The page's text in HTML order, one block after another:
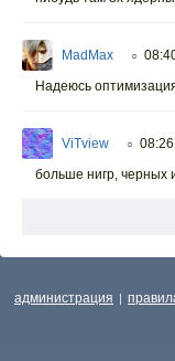
MadMax ○
Надеюсь
ViTview ○
больше нигр, черных
администрация |